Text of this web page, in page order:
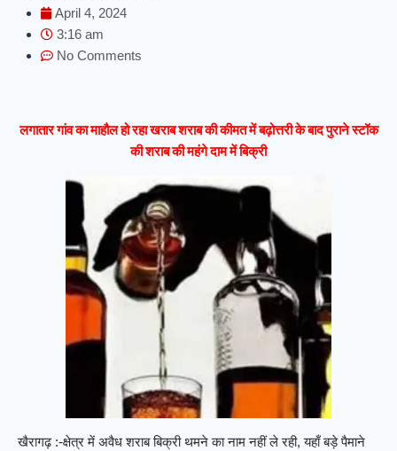
April 4, 2024
3:16 am
No Comments
लगातार गांव का माहौल हो रहा खराब शराब की कीमत में बढ़ोत्तरी के बाद पुराने स्टॉक
की शराब की महंगे दाम में बिक्री
खैरागढ़ :-क्षेत्र में अवैध शराब बिक्री थमने का नाम नहीं ले रही, यहाँ बड़े पैमाने